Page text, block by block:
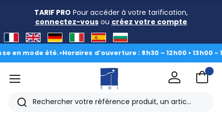
TARIF PRO Pour accéder à votre tarification,
connectez-vousou créez votre compte
mode été.•Horaires d’ouverture : 8h30 – 12h00 • 13h00 - 16h30 |
menu
Rechercher